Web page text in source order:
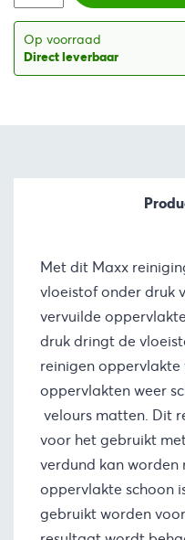
€143,99.
Op voorraad
Direct leverbaar
Met dit Maxx
vloeistof onder druk
vervuilde
druk dringt de
reinigen
oppervlakten weer
velours matten. Dit
voor het gebruikt
verdund kan
oppervlakte schoon
gebruikt worden